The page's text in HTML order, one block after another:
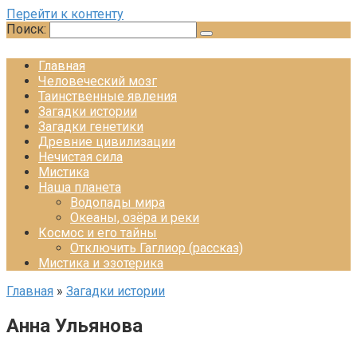
Перейти к контенту
Поиск:
Главная
Человеческий мозг
Таинственные явления
Загадки истории
Загадки генетики
Древние цивилизации
Нечистая сила
Мистика
Наша планета
Водопады мира
Океаны, озёра и реки
Космос и его тайны
Отключить Гаглиор (рассказ)
Мистика и эзотерика
Главная » Загадки истории
Анна Ульянова